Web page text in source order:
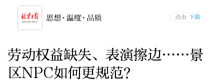
劳动权益缺失、表演擦边……景
区NPC如何更规范？